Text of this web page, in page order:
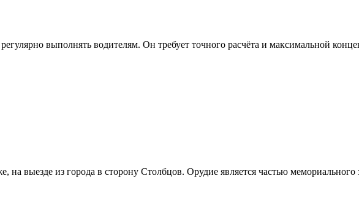
выполнять водителям. Он требует точного расчёта и максимальной
на выезде из города в сторону Столбцов. Орудие является частью